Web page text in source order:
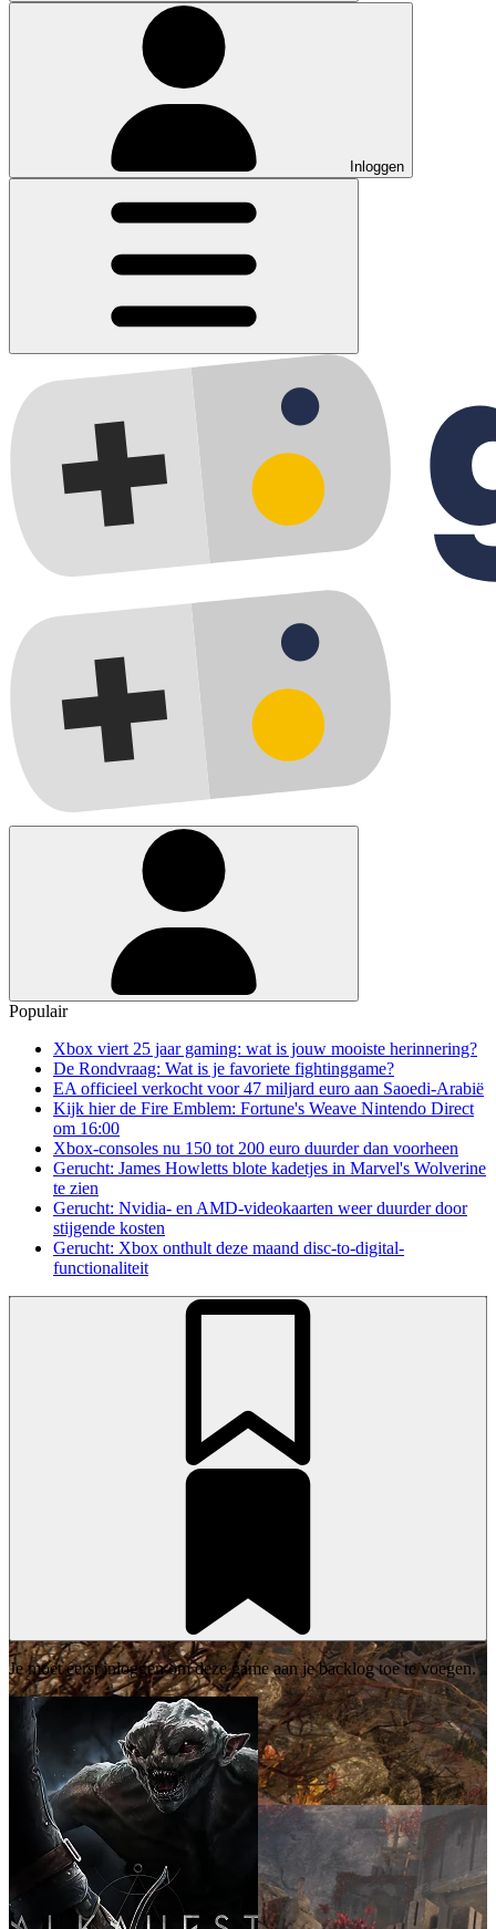
Inloggen
Populair
Xbox viert 25 jaar gaming: wat is jouw mooiste herinnering?
De Rondvraag: Wat is je favoriete fightinggame?
EA officieel verkocht voor 47 miljard euro aan Saoedi-Arabië
Kijk hier de Fire Emblem: Fortune's Weave Nintendo Direct
om 16:00
Xbox-consoles nu 150 tot 200 euro duurder dan voorheen
Gerucht: James Howletts blote kadetjes in Marvel's Wolverine
te zien
Gerucht: Nvidia- en AMD-videokaarten weer duurder door
stijgende kosten
Gerucht: Xbox onthult deze maand disc-to-digital-
functionaliteit
Je moet eerst inloggen om deze game aan je backlog toe te voegen.